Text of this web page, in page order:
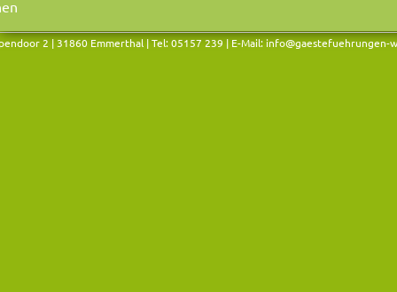
2 | 31860 Emmerthal | Tel: 05157 239 | E-Mail:info@gaestefuehrungen-